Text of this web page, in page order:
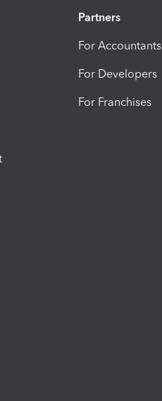
Partners
For Accountants
For Developers
For Franchises